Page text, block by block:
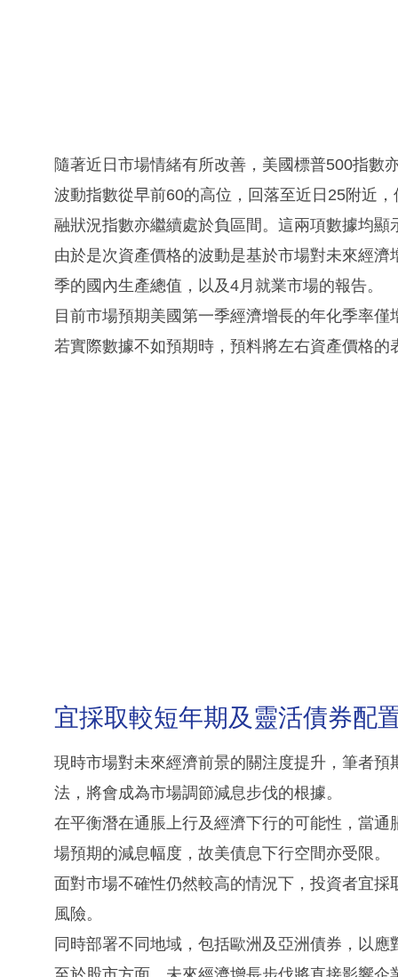
隨著近日市場情緒有所改善，美國標普500指數
波動指數從早前60的高位，回落至近日25附近
融狀況指數亦繼續處於負區間。這兩項數據均
由於是次資產價格的波動是基於市場對未來經
季的國內生產總值，以及4月就業市場的報告。
目前市場預期美國第一季經濟增長的年化季率
若實際數據不如預期時，預料將左右資產價格的
宜採取較短年期及靈活債券配
現時市場對未來經濟前景的關注度提升，筆者
法，將會成為市場調節減息步伐的根據。
在平衡潛在通脹上行及經濟下行的可能性，當
場預期的減息幅度，故美債息下行空間亦受限。
面對市場不確性仍然較高的情況下，投資者宜
風險。
同時部署不同地域，包括歐洲及亞洲債券，以